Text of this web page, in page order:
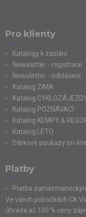
Pro klienty
Katalogy k zaslání
Newsletter - registrace
Newsletter - odhlášení
Katalog ZIMA
Katalog
Katalog POZNÁVACÍ
Katalog KEMPY &
Katalog LÉTO
Dárkové poukazy on-
Platby
Platba
Ve všech pobočkách CK
úhrada až 100 % ceny